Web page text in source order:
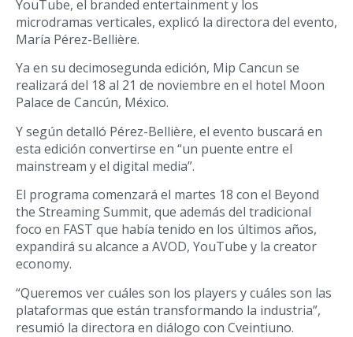
YouTube, el branded entertainment y los
microdramas verticales, explicó la directora del evento,
María Pérez-Bellière.
Ya en su decimosegunda edición, Mip Cancun se
realizará del 18 al 21 de noviembre en el hotel Moon
Palace de Cancún, México.
Y según detalló Pérez-Bellière, el evento buscará en
esta edición convertirse en “un puente entre el
mainstream y el digital media”.
El programa comenzará el martes 18 con el Beyond
the Streaming Summit, que además del tradicional
foco en FAST que había tenido en los últimos años,
expandirá su alcance a AVOD, YouTube y la creator
economy.
“Queremos ver cuáles son los players y cuáles son las
plataformas que están transformando la industria”,
resumió la directora en diálogo con Cveintiuno.